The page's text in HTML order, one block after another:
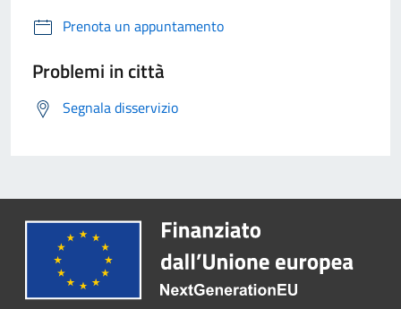
Prenota un appuntamento
Problemi in città
Segnala disservizio